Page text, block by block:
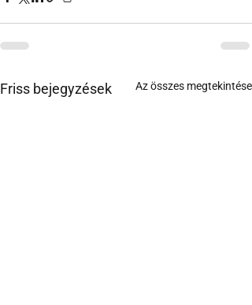
Friss bejegyzések Az összes megtekintése